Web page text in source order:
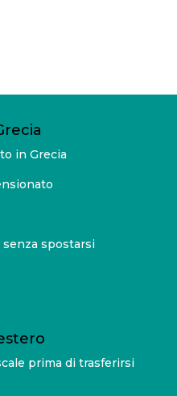
in Grecia
spostarsi
prima di trasferirsi